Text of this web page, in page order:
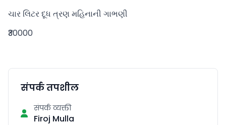
ચાર લિટર દૂધ ત્રણ મહિનાની ગાભણી
₹30000
संपर्क तपशील
संपर्क व्यक्ती
Firoj Mulla